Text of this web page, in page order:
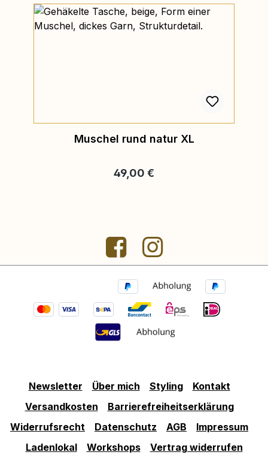
Muschel rund natur XL
Regulärer Preis:
49,00 €
Newsletter Über mich Styling
Kontakt
Versandkosten
Barrierefreiheitserklärung
Widerrufsrecht
Datenschutz AGB
Impressum
Ladenlokal
Workshops Vertrag widerrufen